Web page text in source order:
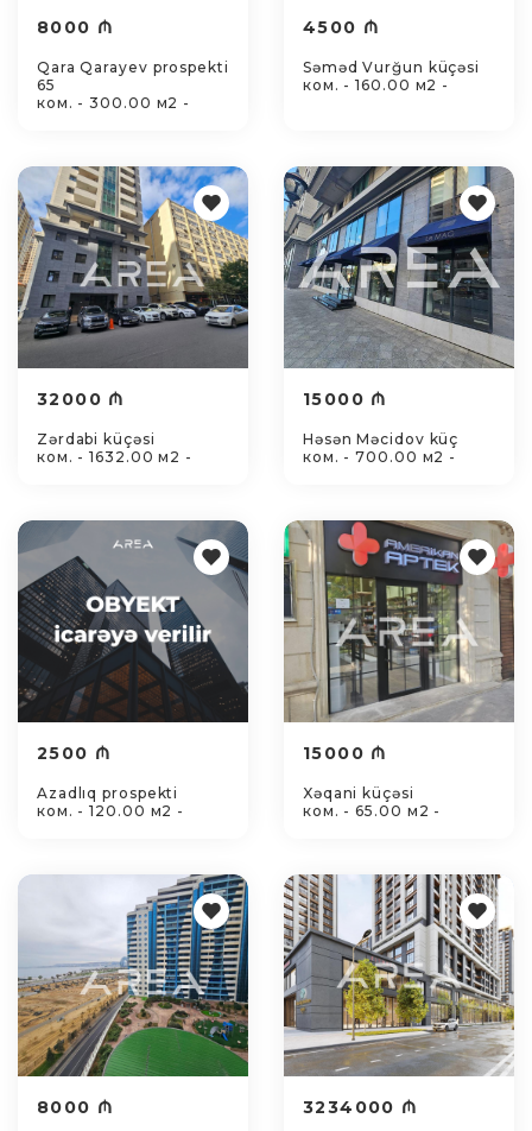
8000 ₼
Qara Qarayev prospekti
65
ком. - 300.00 м2 -
4500 ₼
Səməd Vurğun küçəsi
ком. - 160.00 м2 -
32000 ₼
Zərdabi küçəsi
ком. - 1632.00 м2 -
15000 ₼
Həsən Məcidov küç
ком. - 700.00 м2 -
2500 ₼
Azadlıq prospekti
ком. - 120.00 м2 -
15000 ₼
Xəqani küçəsi
ком. - 65.00 м2 -
8000 ₼ 3234000 ₼